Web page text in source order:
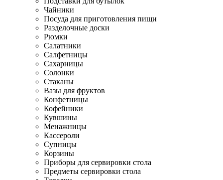
Чайники
Посуда для приготовления пищи
Разделочные доски
Рюмки
Салатники
Салфетницы
Сахарницы
Солонки
Стаканы
Вазы для фруктов
Конфетницы
Кофейники
Кувшины
Менажницы
Кассероли
Супницы
Корзины
Приборы для сервировки стола
Предметы сервировки стола